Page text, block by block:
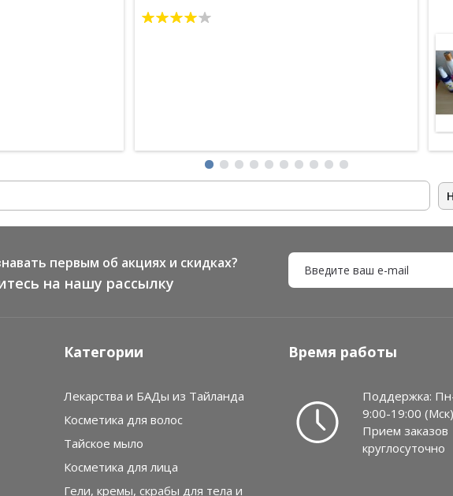
Дошла таки в обычные сроки - 2 недели и в
первым об акциях и скидках?
на нашу рассылку
Категории
Лекарства и БАДы из Тайланда
Косметика для волос
Тайское мыло
Косметика для лица
Гели, кремы, скрабы для тела и
Время работы
Поддержка:
9:00-19:00 (Мск)
Прием заказов
круглосуточно